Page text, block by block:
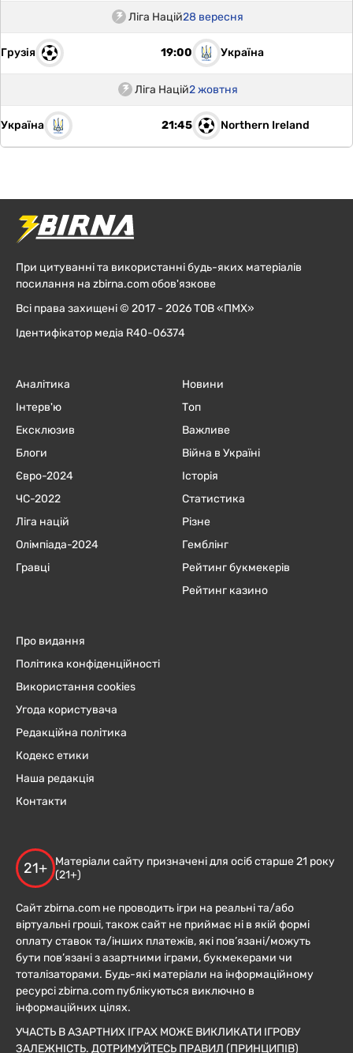
Ліга Націй28 вересня
Грузія 19:00 Україна
Ліга Націй2 жовтня
Україна 21:45 Northern Ireland
При цитуванні та використанні будь-яких матеріалів
посилання на zbirna.com обов'язкове
Всі права захищені © 2017 - 2026 ТОВ «ПМХ»
Ідентифікатор медіа R40-06374
Аналітика
Інтерв'ю
Ексклюзив
Блоги
Євро-2024
ЧC-2022
Ліга націй
Олімпіада-2024
Гравці
Новини
Топ
Важливе
Війна в Україні
Історія
Статистика
Різне
Гемблінг
Рейтинг букмекерів
Рейтинг казино
Про видання
Політика конфіденційності
Використання cookies
Угода користувача
Редакційна політика
Кодекс етики
Наша редакція
Контакти
21+
Матеріали сайту призначені для осіб старше 21 року
(21+)
Сайт zbirna.com не проводить ігри на реальні та/або
віртуальні гроші, також сайт не приймає ні в якій формі
оплату ставок та/інших платежів, які пов’язані/можуть
бути пов’язані з азартними іграми, букмекерами чи
тоталізаторами. Будь-які матеріали на інформаційному
ресурсі zbirna.com публікуються виключно в
інформаційних цілях.
УЧАСТЬ В АЗАРТНИХ ІГРАХ МОЖЕ ВИКЛИКАТИ ІГРОВУ
ЗАЛЕЖНІСТЬ. ДОТРИМУЙТЕСЬ ПРАВИЛ (ПРИНЦИПІВ)